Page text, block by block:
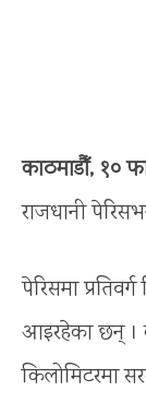
काठमाडौँ, १०
राजधानी
पेरिसमा
आइरहेका छन् ।
किलोमिटरमा